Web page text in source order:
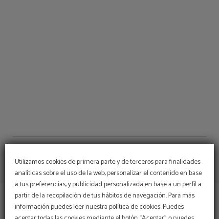
Utilizamos cookies de primera parte y de terceros para finalidades
analíticas sobre el uso de la web, personalizar el contenido en base
a tus preferencias, y publicidad personalizada en base a un perfil a
partir de la recopilación de tus hábitos de navegación. Para más
información puedes leer nuestra política de cookies. Puedes
APARTHOTEL PLAYAS DE LIENCRES